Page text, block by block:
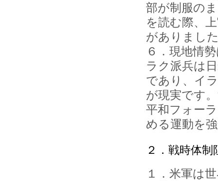
部が制服の
を読む際、
がありまし
６．現地情
ラク派兵は
であり、イ
が現実です
平和フォー
める運動を
２．戦時体
１．米軍は